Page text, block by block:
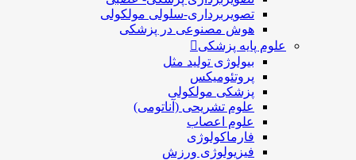
تصویربرداری-سلولی مولکولی
هوش مصنوعی در پزشکی
علوم پایه پزشکی
بیولوژی تولید مثل
پروتئومیکس
پزشکی مولکولی
علوم تشریحی (آناتومی)
علوم اعصاب
فارماکولوژی
فیزیولوژی ورزش